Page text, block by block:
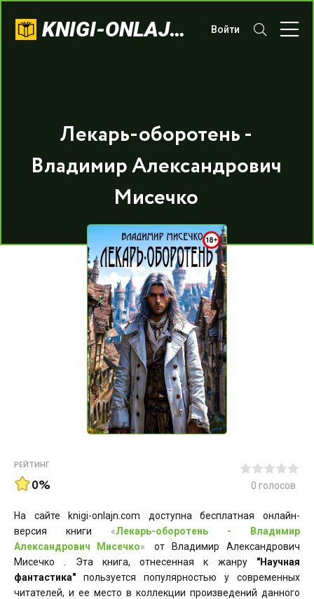
KNIGI-ONLAJN.COM Войти
Лекарь-оборотень -
Владимир Александрович
Мисечко
РЕЙТИНГ
0% 0 голосов
На сайте knigi-onlajn.com доступна бесплатная онлайн-
версия книги «Лекарь-оборотень - Владимир
Александрович Мисечко»
от Владимир Александрович
Мисечко . Эта книга, отнесенная к жанру "Научная
фантастика" пользуется популярностью у современных
читателей, и ее место в коллекции произведений данного